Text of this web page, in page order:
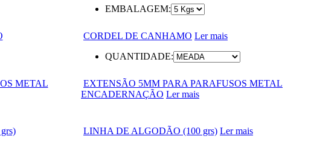
EMBALAGEM:
CORDEL DE CANHAMO Ler mais
QUANTIDADE:
EXTENSÃO 5MM PARA PARAFUSOS METAL
ENCADERNAÇÃO Ler mais
LINHA DE ALGODÃO (100 grs) Ler mais